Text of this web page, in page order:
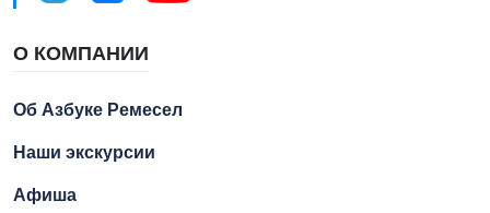
О КОМПАНИИ
Об Азбуке Ремесел
Наши экскурсии
Афиша